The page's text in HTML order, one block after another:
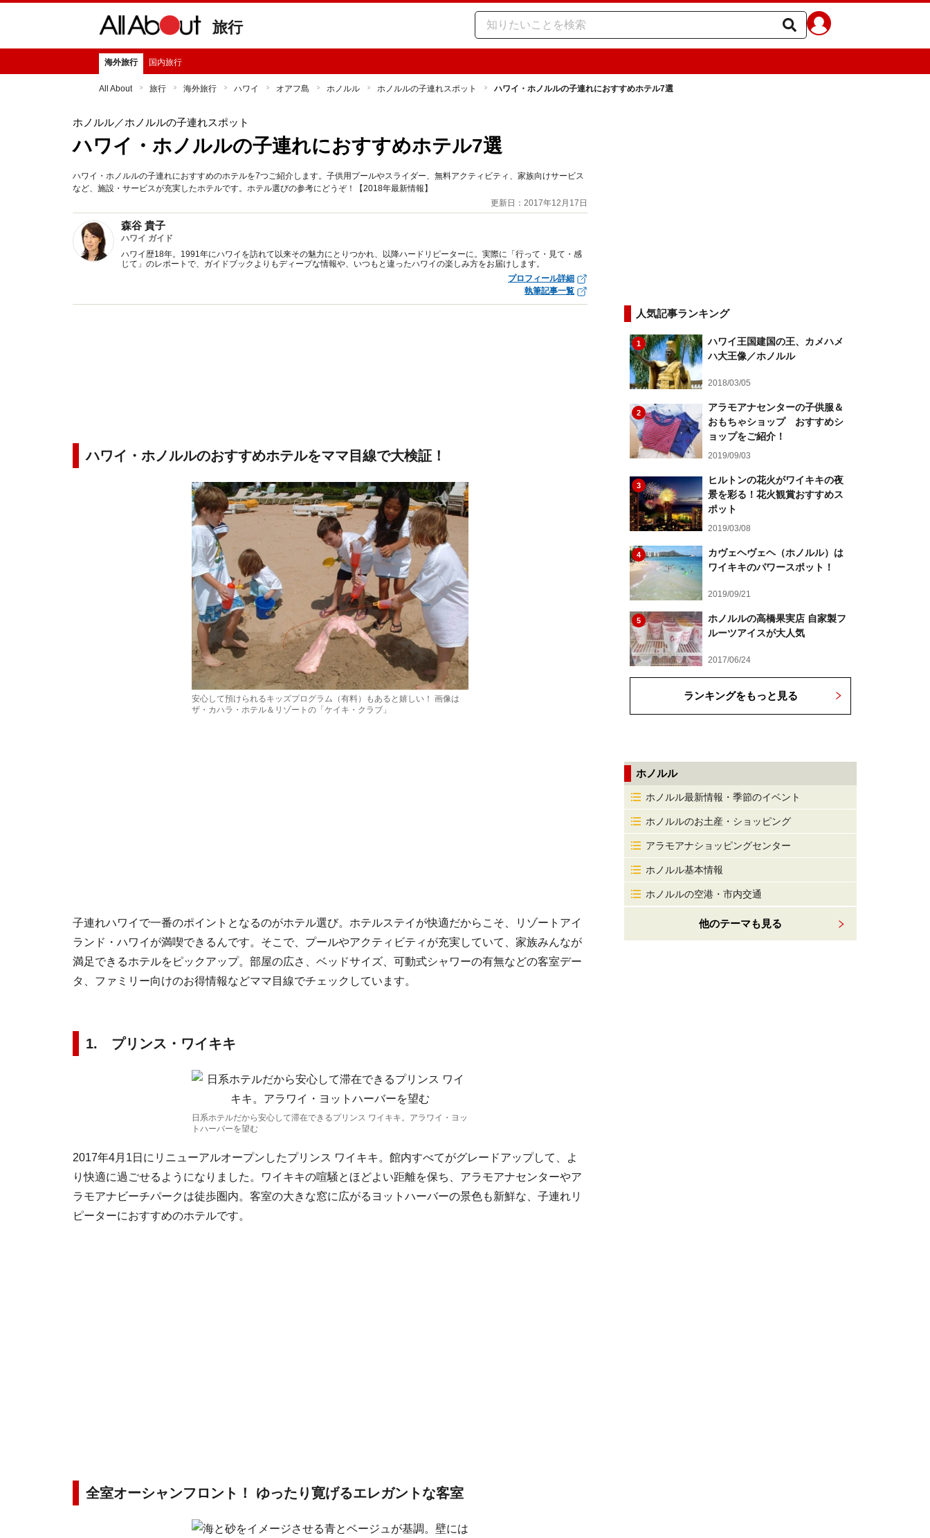
旅行
海外旅行 国内旅行
All About 旅行 海外旅行 ハワイ オアフ島 ホノルル ホノルルの子連れスポット ハワイ・ホノルルの子連れにおすすめホテル7選
ホノルル／ホノルルの子連れスポット
ハワイ・ホノルルの子連れにおすすめホテル7選
ハワイ・ホノルルの子連れにおすすめのホテルを7つご紹介します。子供用プールやスライダー、無料アクティビティ、家族向けサービス
など、施設・サービスが充実したホテルです。ホテル選びの参考にどうぞ！【2018年最新情報】
更新日：2017年12月17日
森谷 貴子
ハワイ ガイド
ハワイ歴18年。1991年にハワイを訪れて以来その魅力にとりつかれ、以降ハードリピーターに。実際に「行って・見て・感
じて」のレポートで、ガイドブックよりもディープな情報や、いつもと違ったハワイの楽しみ方をお届けします。
プロフィール詳細
執筆記事一覧
ハワイ・ホノルルのおすすめホテルをママ目線で大検証！
安心して預けられるキッズプログラム（有料）もあると嬉しい！ 画像は
ザ・カハラ・ホテル＆リゾートの「ケイキ・クラブ」
子連れハワイで一番のポイントとなるのがホテル選び。ホテルステイが快適だからこそ、リゾートアイ
ランド・ハワイが満喫できるんです。そこで、プールやアクティビティが充実していて、家族みんなが
満足できるホテルをピックアップ。部屋の広さ、ベッドサイズ、可動式シャワーの有無などの客室デー
タ、ファミリー向けのお得情報などママ目線でチェックしています。
1. プリンス・ワイキキ
日系ホテルだから安心して滞在できるプリンス ワイキキ。アラワイ・ヨッ
トハーバーを望む
2017年4月1日にリニューアルオープンしたプリンス ワイキキ。館内すべてがグレードアップして、よ
り快適に過ごせるようになりました。ワイキキの喧騒とほどよい距離を保ち、アラモアナセンターやア
ラモアナビーチパークは徒歩圏内。客室の大きな窓に広がるヨットハーバーの景色も新鮮な、子連れリ
ピーターにおすすめのホテルです。
全室オーシャンフロント！ ゆったり寛げるエレガントな客室
人気記事ランキング
1
ハワイ王国建国の王、カメハメ
ハ大王像／ホノルル
2018/03/05
2
アラモアナセンターの子供服＆
おもちゃショップ おすすめシ
ョップをご紹介！
2019/09/03
3
ヒルトンの花火がワイキキの夜
景を彩る！花火観賞おすすめス
ポット
2019/03/08
4
カヴェヘヴェヘ（ホノルル）は
ワイキキのパワースポット！
2019/09/21
5
ホノルルの高橋果実店 自家製フ
ルーツアイスが大人気
2017/06/24
ランキングをもっと見る
ホノルル
ホノルル最新情報・季節のイベント
ホノルルのお土産・ショッピング
アラモアナショッピングセンター
ホノルル基本情報
ホノルルの空港・市内交通
他のテーマも見る